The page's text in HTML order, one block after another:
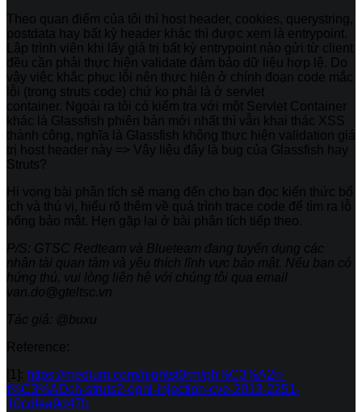
Theo quan điểm của tôi thì host header, cookies, querystring,
postdata hay bất kỳ header khác thì được xem là entrypoint.
Lập trình viên khi lấy giá trị bất kỳ entrypoint nào gửi từ client
đều cần phải thực hiện validate đảm bảo dữ liệu hợp lệ. Do
vậy việc khắc phục lỗi nên thực hiện ở chính đoạn code mắc
lỗi (trong struts code) chứ ko phải là ở servlet
container. Ngoài ra tôi có kiểm tra với một Servlet Container
khác là Glassfish phiên bản mới nhất thì vẫn khai thác XSS
thành công, nghĩa là Glassfish không thực hiện validation giá
trị host header này => Vậy liệu đây là bug của Glassfish hay
Struts?
Hi vọng bài phân tích sẽ mang đến cho bạn đọc kiến thức bổ
ích và thú vị, hiểu rõ thêm về quá trình trace code để tìm ra lỗ
hổng bảo mật. Hẹn gặp lại ở bài phân tích tiếp theo.
P/S: GTSC Redteam và Blueteam đang tuyển dụng các
nhân tài quan tâm và yêu thích lĩnh vực bảo mật. Nếu bạn có
hứng thú, vui lòng liên hệ với chúng tôi qua email
van.do@gteltsc.vn
Tác giả: @buxu
Reference:
[1]: https://medium.com/nightst0rm/ph%C3%A2n-
t%C3%ADch-struts2-ognl-injection-cve-2013-2251-
10cdfea9d47b